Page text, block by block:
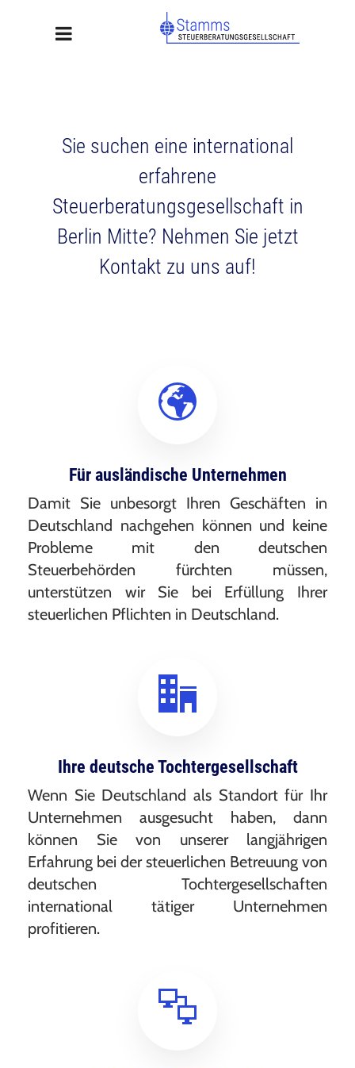
Sie suchen eine international
erfahrene
Steuerberatungsgesellschaft in
Berlin Mitte? Nehmen Sie jetzt
Kontakt zu uns auf!
Für ausländische Unternehmen
Damit Sie unbesorgt Ihren Geschäften in
Deutschland nachgehen können und keine
Probleme mit den deutschen
Steuerbehörden fürchten müssen,
unterstützen wir Sie bei Erfüllung Ihrer
steuerlichen Pflichten in Deutschland.
Ihre deutsche Tochtergesellschaft
Wenn Sie Deutschland als Standort für Ihr
Unternehmen ausgesucht haben, dann
können Sie von unserer langjährigen
Erfahrung bei der steuerlichen Betreuung von
deutschen Tochtergesellschaften
international tätiger Unternehmen
profitieren.